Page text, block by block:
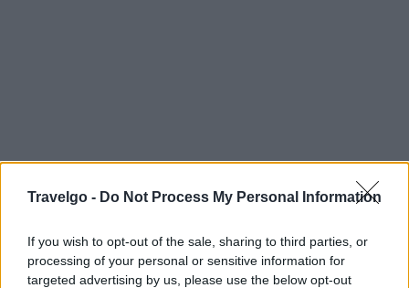
Travelgo - Do Not Process My Personal Information
If you wish to opt-out of the sale, sharing to third parties, or
processing of your personal or sensitive information for
targeted advertising by us, please use the below opt-out